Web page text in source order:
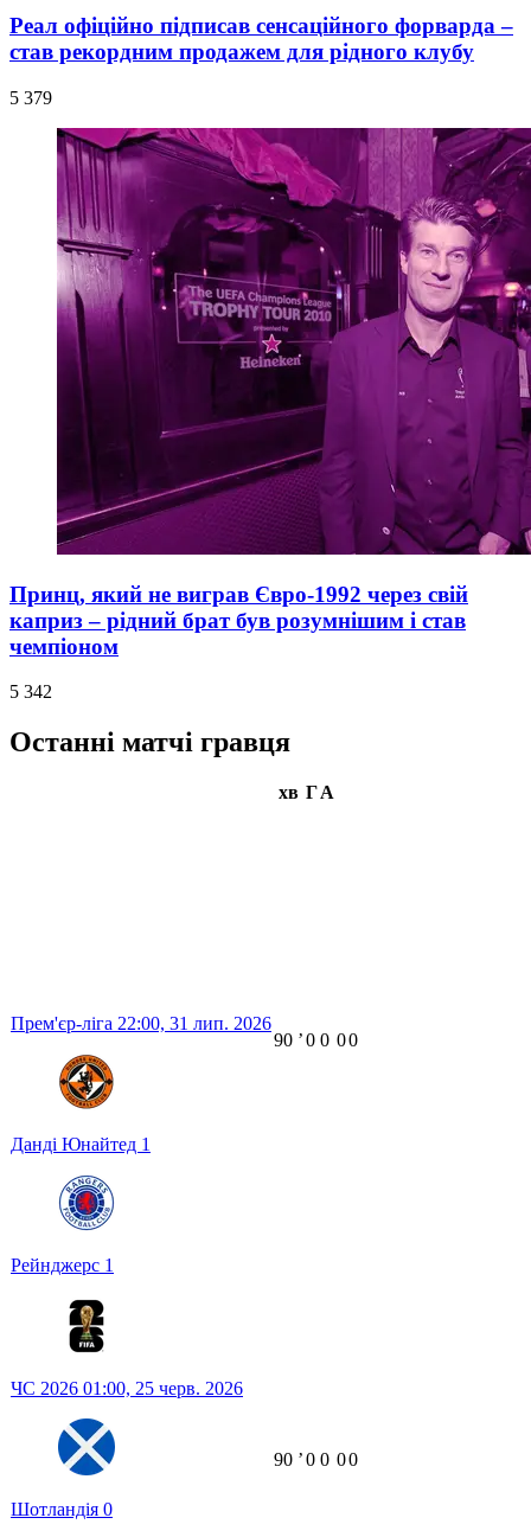
Реал офіційно підписав сенсаційного форварда –
став рекордним продажем для рідного клубу
5 379
Принц, який не виграв Євро-1992 через свій
каприз – рідний брат був розумнішим і став
чемпіоном
5 342
Останні матчі гравця
хв ГА
Прем'єр-ліга 22:00, 31 лип. 2026
Данді Юнайтед 1
Рейнджерс 1
90 ʼ0 0 00
ЧС 2026 01:00, 25 черв. 2026
Шотландія 0
90 ʼ0 0 00